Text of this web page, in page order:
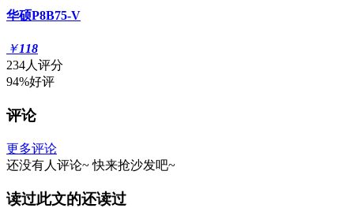
华硕P8B75-V
￥118
234人评分
94%好评
评论
更多评论
还没有人评论~ 快来抢沙发吧~
读过此文的还读过